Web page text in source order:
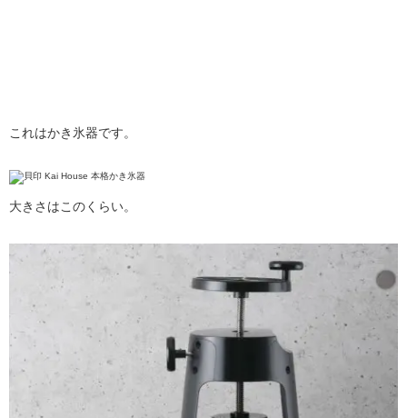
これはかき氷器です。
大きさはこのくらい。